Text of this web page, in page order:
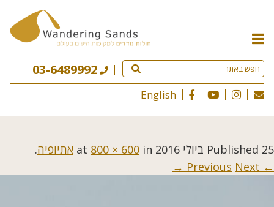
תפריט
האתר
03-6489992
English
Published 25 ביולי 2016 800 × 600 in אתיופיה.
← Previous
Next →